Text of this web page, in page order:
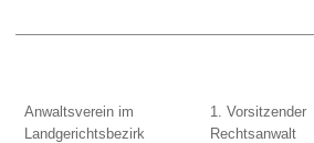
Anwaltsverein im
Landgerichtsbezirk
1. Vorsitzender
Rechtsanwalt